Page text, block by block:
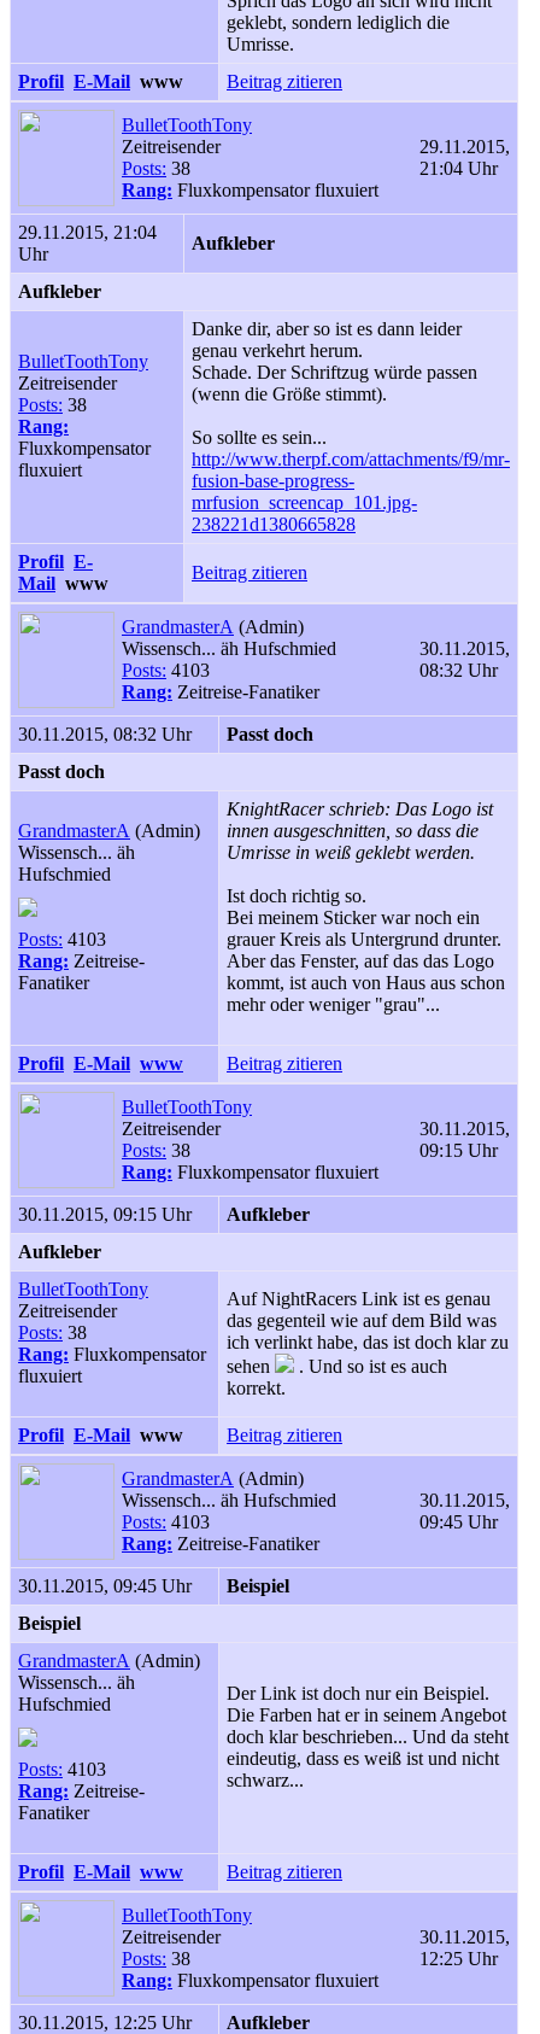
geklebt, sondern lediglich die
Umrisse.
Profil E-Mail www Beitrag zitieren
BulletToothTony
Zeitreisender
Posts: 38
Rang: Fluxkompensator fluxuiert
29.11.2015,
21:04 Uhr
29.11.2015, 21:04
Uhr
Aufkleber
Aufkleber
BulletToothTony
Zeitreisender
Posts: 38
Rang:
Fluxkompensator
fluxuiert
Danke dir, aber so ist es dann leider
genau verkehrt herum.
Schade. Der Schriftzug würde passen
(wenn die Größe stimmt).
So sollte es sein...
http://www.therpf.com/attachments/f9/mr-
fusion-base-progress-
mrfusion_screencap_101.jpg-
238221d1380665828
Profil E-
Mail www
Beitrag zitieren
GrandmasterA (Admin)
Wissensch... äh Hufschmied
Posts: 4103
Rang: Zeitreise-Fanatiker
30.11.2015,
08:32 Uhr
30.11.2015, 08:32 Uhr
Passt doch
Passt doch
GrandmasterA (Admin)
Wissensch... äh
Hufschmied
Posts: 4103
Rang: Zeitreise-
Fanatiker
KnightRacer schrieb: Das Logo ist
innen ausgeschnitten, so dass die
Umrisse in weiß geklebt werden.
Ist doch richtig so.
Bei meinem Sticker war noch ein
grauer Kreis als Untergrund drunter.
Aber das Fenster, auf das das Logo
kommt, ist auch von Haus aus schon
mehr oder weniger "grau"...
Profil E-Mail www Beitrag zitieren
BulletToothTony
Zeitreisender
Posts: 38
Rang: Fluxkompensator fluxuiert
30.11.2015,
09:15 Uhr
30.11.2015, 09:15 Uhr
Aufkleber
Aufkleber
BulletToothTony
Zeitreisender
Posts: 38
Rang: Fluxkompensator
fluxuiert
Auf NightRacers Link ist es genau
das gegenteil wie auf dem Bild was
ich verlinkt habe, das ist doch klar zu
sehen
. Und so ist es auch
korrekt.
Profil E-Mail www Beitrag zitieren
GrandmasterA (Admin)
Wissensch... äh Hufschmied
Posts: 4103
Rang: Zeitreise-Fanatiker
30.11.2015,
09:45 Uhr
30.11.2015, 09:45 Uhr
Beispiel
Beispiel
GrandmasterA (Admin)
Wissensch... äh
Hufschmied
Posts: 4103
Rang: Zeitreise-
Fanatiker
Der Link ist doch nur ein Beispiel.
Die Farben hat er in seinem Angebot
doch klar beschrieben... Und da steht
eindeutig, dass es weiß ist und nicht
schwarz...
Profil E-Mail www Beitrag zitieren
BulletToothTony
Zeitreisender
Posts: 38
Rang: Fluxkompensator fluxuiert
30.11.2015,
12:25 Uhr
30.11.2015, 12:25 Uhr
Aufkleber